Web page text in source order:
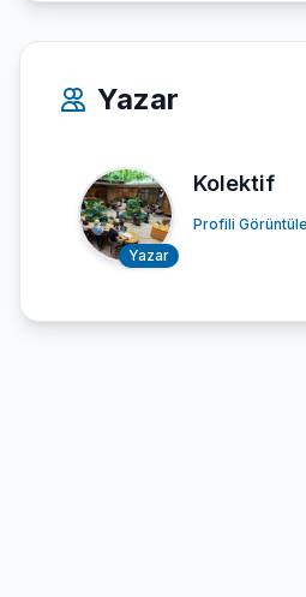
Yazar
Yazar
Kolektif
Profili Görüntüle